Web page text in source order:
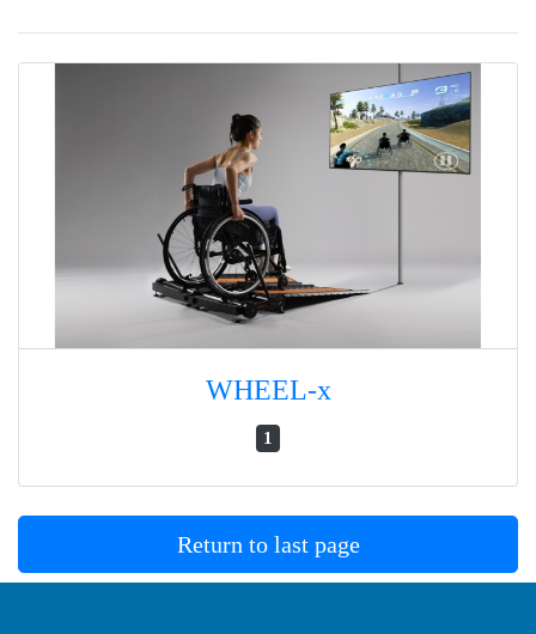
WHEEL-x
1
Return to last page